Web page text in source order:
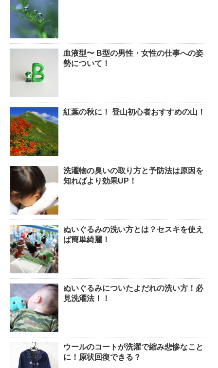
血液型〜 B型の男性・女性の仕事への姿
勢について！
紅葉の秋に！ 登山初心者おすすめの山！
洗濯物の臭いの取り方と予防法は原因を
知ればより効果UP！
ぬいぐるみの洗い方とは？セスキを使え
ば簡単綺麗！
ぬいぐるみについたよだれの洗い方！必
見洗濯法！！
ウールのコートが洗濯で縮み悲惨なこと
に！原状回復できる？